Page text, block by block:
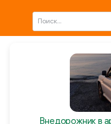
Внедорожник в